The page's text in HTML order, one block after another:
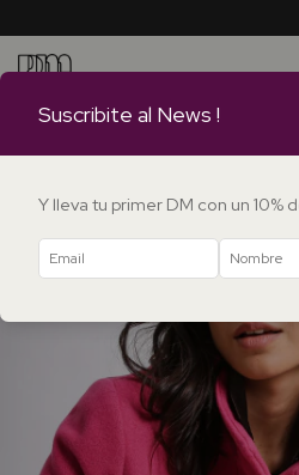
Suscribite al News !
Y lleva tu primer DM con un 10%